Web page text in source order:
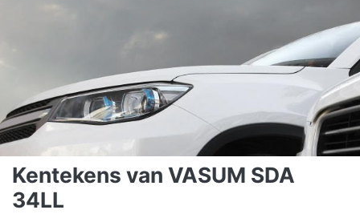
Kentekens van VASUM SDA
34LL